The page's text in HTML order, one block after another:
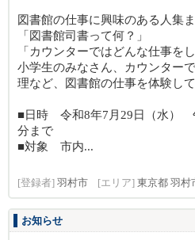
図書館の仕事に興味のある人集ま
「図書館司書って何？」
「カウンターではどんな仕事を
小学生のみなさん、カウンター
理など、図書館の仕事を体験し
■日時 令和8年7月29日（水）
分まで
■対象 市内...
[登録者] 羽村市 [エリア] 東京都 羽村
お知らせ